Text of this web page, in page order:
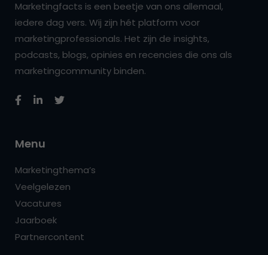
Marketingfacts is een beetje van ons allemaal,
iedere dag vers. Wij zijn hét platform voor
marketingprofessionals. Het zijn de insights,
podcasts, blogs, opinies en recencies die ons als
marketingcommunity binden.
Menu
Marketingthema’s
Veelgelezen
Vacatures
Jaarboek
Partnercontent